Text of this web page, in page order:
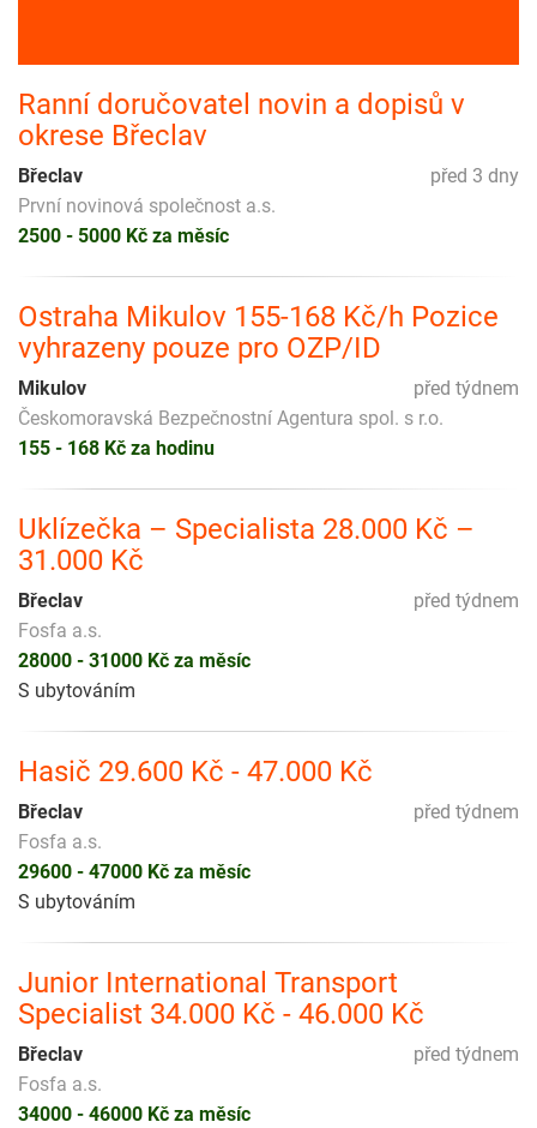
Ranní doručovatel novin a dopisů v
okrese Břeclav
před 3 dny
Břeclav
První novinová společnost a.s.
2500 - 5000 Kč za měsíc
Ostraha Mikulov 155-168 Kč/h Pozice
vyhrazeny pouze pro OZP/ID
před týdnem
Mikulov
Českomoravská Bezpečnostní Agentura spol. s r.o.
155 - 168 Kč za hodinu
Uklízečka – Specialista 28.000 Kč –
31.000 Kč
před týdnem
Břeclav
Fosfa a.s.
28000 - 31000 Kč za měsíc
S ubytováním
Hasič 29.600 Kč - 47.000 Kč
před týdnem
Břeclav
Fosfa a.s.
29600 - 47000 Kč za měsíc
S ubytováním
Junior International Transport
Specialist 34.000 Kč - 46.000 Kč
před týdnem
Břeclav
Fosfa a.s.
34000 - 46000 Kč za měsíc